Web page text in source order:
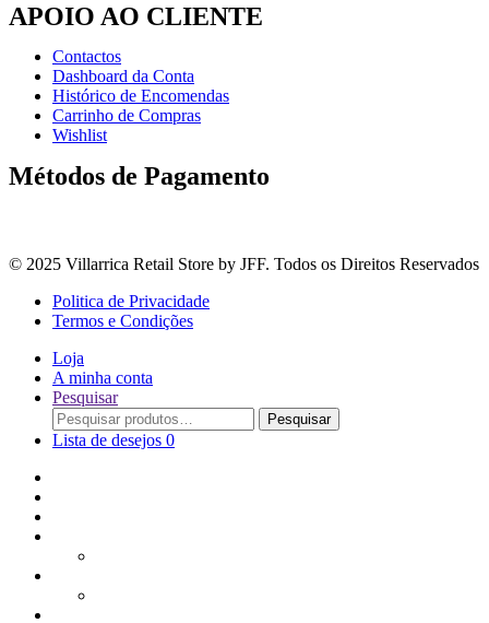
APOIO AO CLIENTE
Contactos
Dashboard da Conta
Histórico de Encomendas
Carrinho de Compras
Wishlist
Métodos de Pagamento
© 2025 Villarrica Retail Store by JFF. Todos os Direitos Reservados
Politica de Privacidade
Termos e Condições
Loja
A minha conta
Pesquisar
Procurar
por:
Pesquisar
Lista de desejos 0